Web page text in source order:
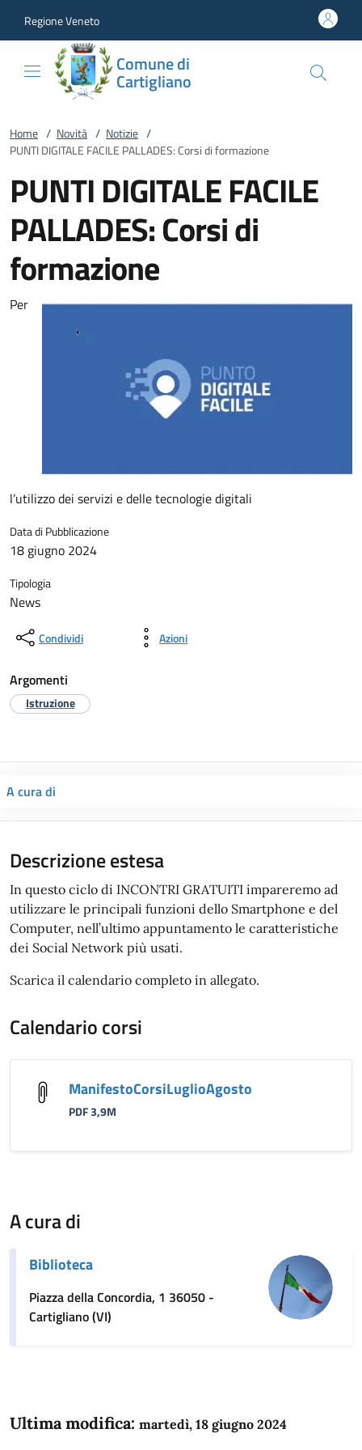
Regione Veneto
Comune di
Cartigliano
Home / Novità / Notizie /
PUNTI DIGITALE FACILE PALLADES: Corsi di formazione
PUNTI DIGITALE FACILE
PALLADES: Corsi di
formazione
Per
l’utilizzo dei servizi e delle tecnologie digitali
Data di Pubblicazione
18 giugno 2024
Tipologia
News
Condividi Azioni
Argomenti
Istruzione
A cura di
Descrizione estesa
In questo ciclo di INCONTRI GRATUITI impareremo ad
utilizzare le principali funzioni dello Smartphone e del
Computer, nell’ultimo appuntamento le caratteristiche
dei Social Network più usati.
Scarica il calendario completo in allegato.
Calendario corsi
ManifestoCorsiLuglioAgosto
PDF 3,9M
A cura di
Biblioteca
Piazza della Concordia, 1 36050 -
Cartigliano (VI)
Ultima modifica: martedì, 18 giugno 2024